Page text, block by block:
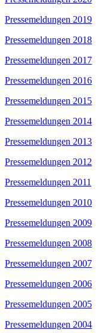
Pressemeldungen 2019
Pressemeldungen 2018
Pressemeldungen 2017
Pressemeldungen 2016
Pressemeldungen 2015
Pressemeldungen 2014
Pressemeldungen 2013
Pressemeldungen 2012
Pressemeldungen 2011
Pressemeldungen 2010
Pressemeldungen 2009
Pressemeldungen 2008
Pressemeldungen 2007
Pressemeldungen 2006
Pressemeldungen 2005
Pressemeldungen 2004